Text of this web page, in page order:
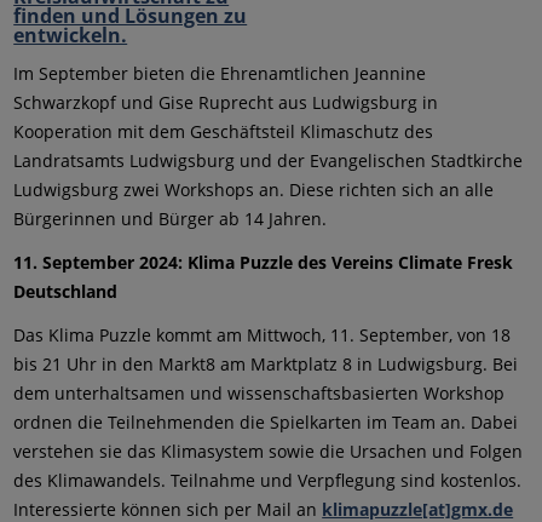
Im September bieten die Ehrenamtlichen Jeannine
Schwarzkopf und Gise Ruprecht aus Ludwigsburg in
Kooperation mit dem Geschäftsteil Klimaschutz des
Landratsamts Ludwigsburg und der Evangelischen Stadtkirche
Ludwigsburg zwei Workshops an. Diese richten sich an alle
Bürgerinnen und Bürger ab 14 Jahren.
11. September 2024: Klima Puzzle des Vereins Climate Fresk
Deutschland
Das Klima Puzzle kommt am Mittwoch, 11. September, von 18
bis 21 Uhr in den Markt8 am Marktplatz 8 in Ludwigsburg. Bei
dem unterhaltsamen und wissenschaftsbasierten Workshop
ordnen die Teilnehmenden die Spielkarten im Team an. Dabei
verstehen sie das Klimasystem sowie die Ursachen und Folgen
des Klimawandels. Teilnahme und Verpflegung sind kostenlos.
Interessierte können sich per Mail an klimapuzzle[at]gmx.de